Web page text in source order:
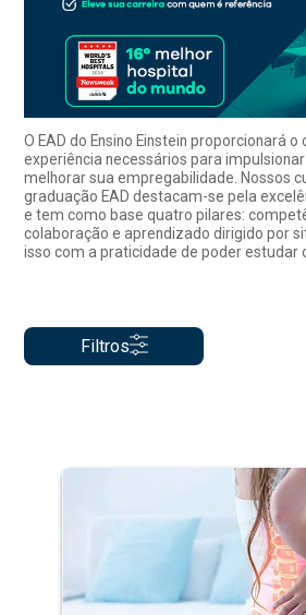
O EAD do Ensino Einstein proporcionará
experiência necessários para
melhorar sua empregabilidade. Nossos
graduação EAD destacam-se pela
e tem como base quatro pilares:
colaboração e aprendizado dirigido por
isso com a praticidade de poder estudar
Filtros